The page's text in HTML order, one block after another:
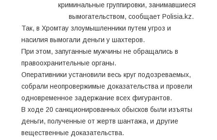
криминальные группировки, занимавшиеся
вымогательством, сообщает Polisia.kz.
Так, в Хромтау злоумышленники путем угроз и
насилия вымогали деньги у шахтеров.
При этом, запуганные мужчины не обращались в
правоохранительные органы.
Оперативники установили весь круг подозреваемых,
собрали неопровержимые доказательства и провели
одновременное задержание всех фигурантов.
В ходе 20 санкционированных обысков были изъяты
деньги, полученные от жертв шантажа, и другие
вещественные доказательства.